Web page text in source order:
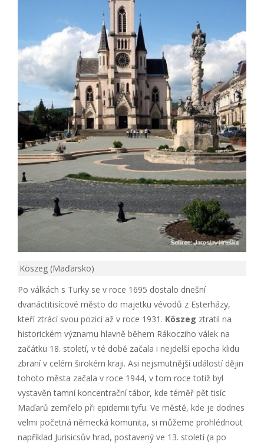
Köszeg (Maďarsko)
Po válkách s Turky se v roce 1695 dostalo dnešní
dvanáctitisícové město do majetku vévodů z Esterházy,
kteří ztrácí svou pozici až v roce 1931. Köszeg ztratil na
historickém významu hlavně během Rákocziho válek na
začátku 18. století, v té době začala i nejdelší epocha klidu
zbraní v celém širokém kraji. Asi nejsmutnější událostí dějin
tohoto města začala v roce 1944, v tom roce totiž byl
vystavěn tamní koncentrační tábor, kde téměř pět tisíc
Maďarů zemřelo při epidemii tyfu. Ve městě, kde je dodnes
velmi početná německá komunita, si můžeme prohlédnout
například Jurisicsův hrad, postavený ve 13. století (a po